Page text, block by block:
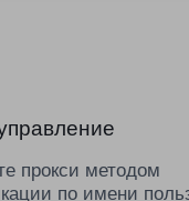
прокси методом
по имени